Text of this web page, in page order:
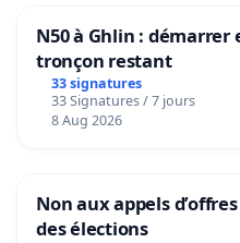
N50 à Ghlin :
tronçon restant
33 signatures
33 Signatures / 7 jours
8 Aug 2026
Non aux appels
des élections